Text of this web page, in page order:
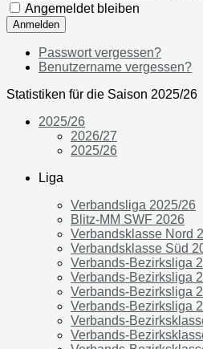
Angemeldet bleiben
Anmelden
Passwort vergessen?
Benutzername vergessen?
Statistiken für die Saison 2025/26
2025/26
2026/27
2025/26
Liga
Verbandsliga 2025/26
Blitz-MM SWF 2026
Verbandsklasse Nord
Verbandsklasse Süd
Verbands-Bezirksliga
Verbands-Bezirksliga
Verbands-Bezirksliga
Verbands-Bezirksliga
Verbands-
Verbands-